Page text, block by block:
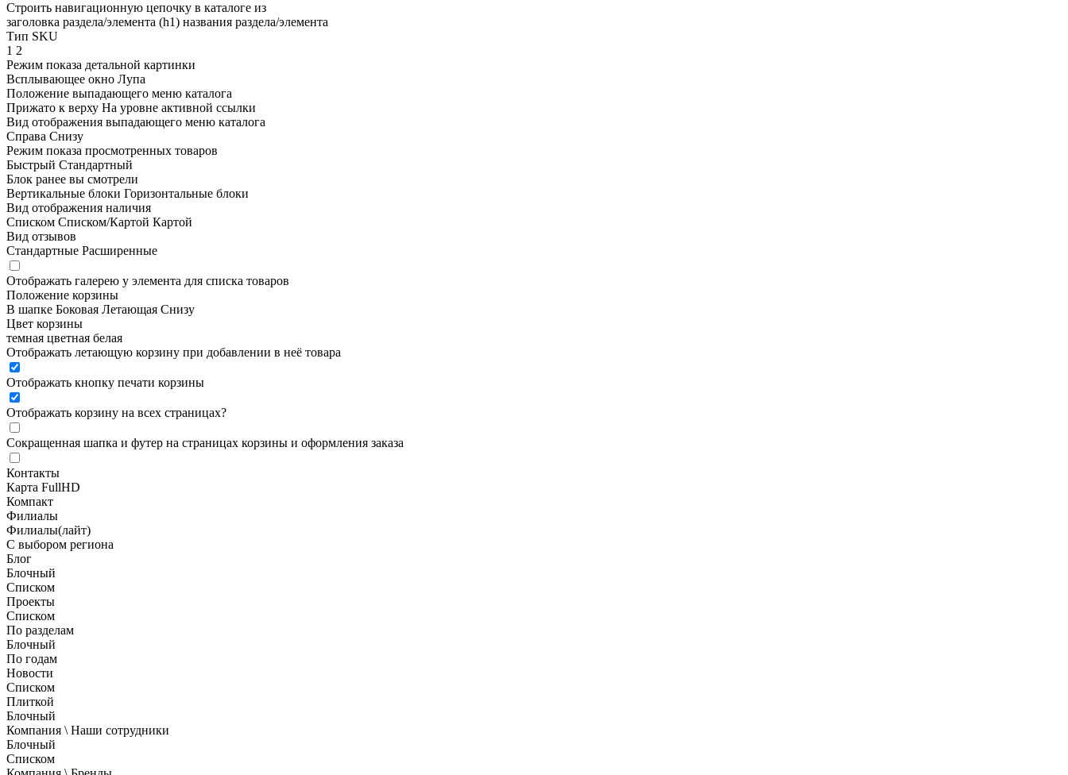
Строить навигационную цепочку в каталоге из
заголовка раздела/элемента (h1) названия раздела/элемента
Тип SKU
1 2
Режим показа детальной картинки
Всплывающее окно Лупа
Положение выпадающего меню каталога
Прижато к верху На уровне активной ссылки
Вид отображения выпадающего меню каталога
Справа Снизу
Режим показа просмотренных товаров
Быстрый Стандартный
Блок ранее вы смотрели
Вертикальные блоки Горизонтальные блоки
Вид отображения наличия
Списком Списком/Картой Картой
Вид отзывов
Стандартные Расширенные
Отображать галерею у элемента для списка товаров
Положение корзины
В шапке Боковая Летающая Снизу
Цвет корзины
темная цветная белая
Отображать летающую корзину при добавлении в неё товара
Отображать кнопку печати корзины
Отображать корзину на всех страницах?
Сокращенная шапка и футер на страницах корзины и оформления заказа
Контакты
Карта FullHD
Компакт
Филиалы
Филиалы(лайт)
С выбором региона
Блог
Блочный
Списком
Проекты
Списком
По разделам
Блочный
По годам
Новости
Списком
Плиткой
Блочный
Компания \ Наши сотрудники
Блочный
Списком